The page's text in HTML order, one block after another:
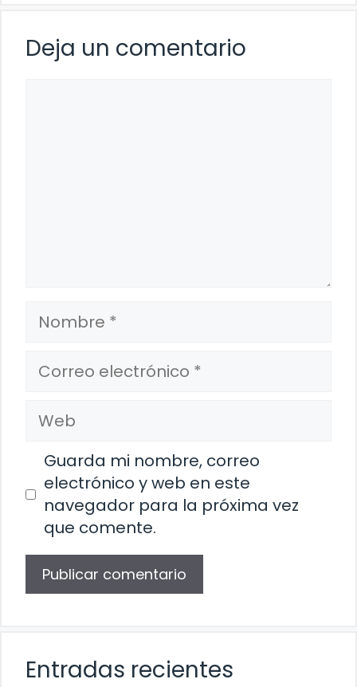
Deja un comentario
Nombre
Correo
electrónico
Web
Guarda mi nombre, correo
electrónico y web en este
navegador para la próxima vez
que comente.
Entradas recientes